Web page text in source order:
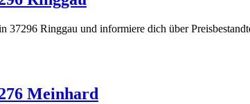
37296 Ringgau und informiere dich über
Meinhard